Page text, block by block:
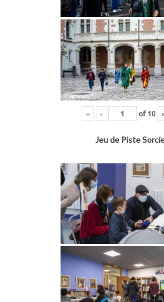
« ‹ of 10 ›
Jeu de Piste